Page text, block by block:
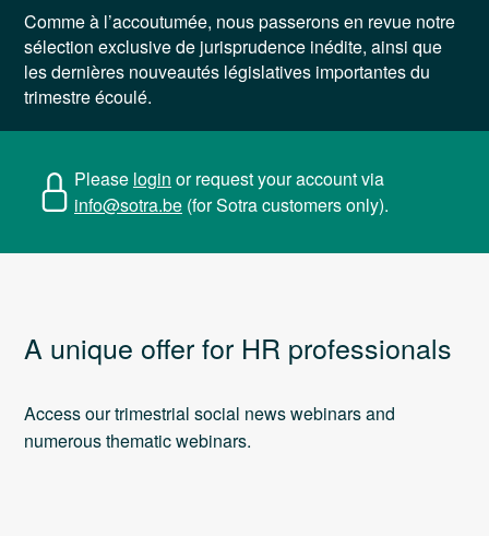
Comme à l’accoutumée, nous passerons en revue notre
sélection exclusive de jurisprudence inédite, ainsi que
les dernières nouveautés législatives importantes du
trimestre écoulé.
Please login or request your account via
info@sotra.be (for Sotra customers only).
A unique offer for HR professionals
Access our trimestrial social news webinars and
numerous thematic webinars.